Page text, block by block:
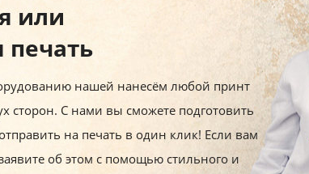
или
печать
нашей нанесём любой принт
сторон. С нами вы сможете подготовить
на печать в один клик! Если вам
об этом с помощью стильного и